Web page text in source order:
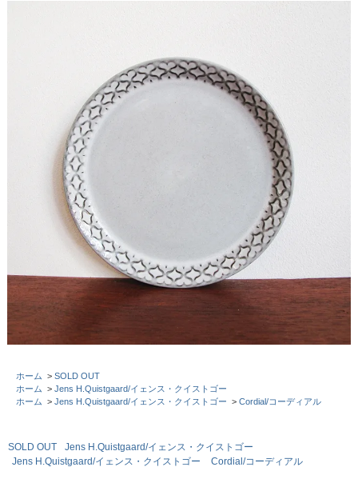
ホーム > SOLD OUT
ホーム > Jens H.Quistgaard/イェンス・クイストゴー
ホーム > Jens H.Quistgaard/イェンス・クイストゴー > Cordial/コーディアル
SOLD OUT
Jens H.Quistgaard/イェンス・クイストゴー
Jens H.Quistgaard/イェンス・クイストゴー
Cordial/コーディアル